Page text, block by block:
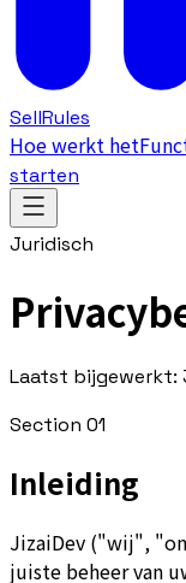
SellRules
Hoe werkt het
starten
Juridisch
Laatst bijgewerkt:
Section 01
Inleiding
JizaiDev ("wij",
juiste beheer van